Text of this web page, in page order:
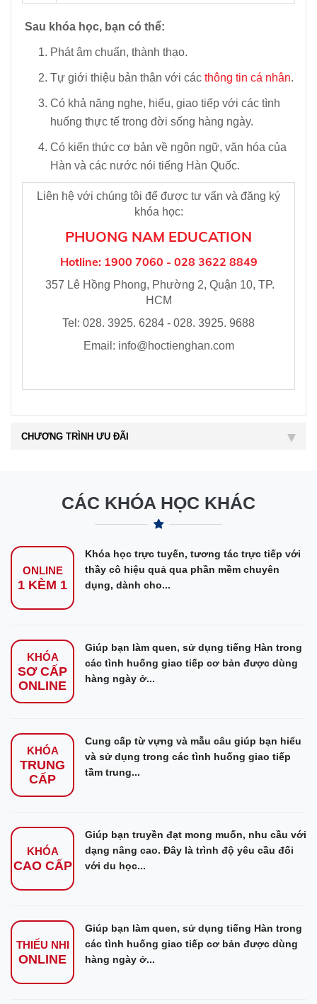
Sau khóa học, bạn có thể:
Phát âm chuẩn, thành thạo.
Tự giới thiệu bản thân với các thông tin cá nhân.
Có khả năng nghe, hiểu, giao tiếp với các tình
huống thực tế trong đời sống hàng ngày.
Có kiến thức cơ bản về ngôn ngữ, văn hóa của
Hàn và các nước nói tiếng Hàn Quốc.
Liên hệ với chúng tôi để được tư vấn và đăng ký
khóa học:
PHUONG NAM EDUCATION
Hotline: 1900 7060 - 028 3622 8849
357 Lê Hồng Phong, Phường 2, Quận 10, TP.
HCM
Tel: 028. 3925. 6284 - 028. 3925. 9688
Email: info@hoctienghan.com
CHƯƠNG TRÌNH ƯU ĐÃI
CÁC KHÓA HỌC KHÁC
ONLINE
1 KÈM 1
Khóa học trực tuyến, tương tác trực tiếp với
thầy cô hiệu quả qua phần mềm chuyên
dụng, dành cho...
KHÓA
SƠ CẤP
ONLINE
Giúp bạn làm quen, sử dụng tiếng Hàn trong
các tình huống giao tiếp cơ bản được dùng
hàng ngày ở...
KHÓA
TRUNG
CẤP
Cung cấp từ vựng và mẫu câu giúp bạn hiểu
và sử dụng trong các tình huống giao tiếp
tầm trung...
KHÓA
CAO CẤP
Giúp bạn truyền đạt mong muốn, nhu cầu với
dạng nâng cao. Đây là trình độ yêu cầu đối
với du học...
THIẾU NHI
ONLINE
Giúp bạn làm quen, sử dụng tiếng Hàn trong
các tình huống giao tiếp cơ bản được dùng
hàng ngày ở...